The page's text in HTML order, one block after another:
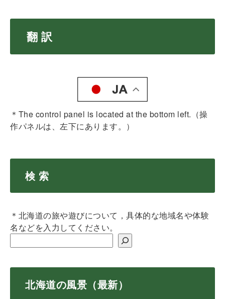
翻 訳
＊The control panel is located at the bottom left.（操
作パネルは、左下にあります。）
検 索
＊北海道の旅や遊びについて，具体的な地域名や体験
名などを入力してください。
北海道の風景（最新）